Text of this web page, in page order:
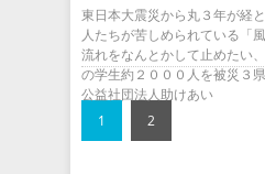
東日本大震災から丸３年が経
人たちが苦しめられている「
流れをなんとかして止めたい
の学生約２０００人を被災３
公益社団法人助けあい
1
2